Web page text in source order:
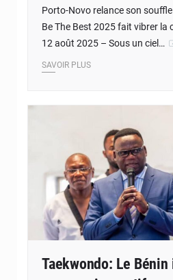
Porto-Novo relance son
Be The Best 2025 fait vibrer
12 août 2025 – Sous un ciel…
SAVOIR PLUS
Taekwondo: Le